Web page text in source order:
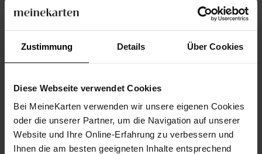
Zustimmung Details Über Cookies
Diese Webseite verwendet Cookies
Bei MeineKarten verwenden wir unsere eigenen Cookies
oder die unserer Partner, um die Navigation auf unserer
Website und Ihre Online-Erfahrung zu verbessern und
Ihnen die am besten geeigneten Inhalte entsprechend
Willkommensschild Taufe